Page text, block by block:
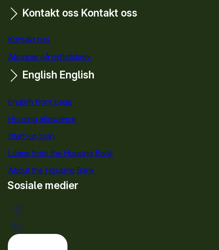
Kontakt oss Kontakt oss
Kontakt oss
Abonner på nyhetsbrev
English English
English front page
Housing allowance
Start-up loan
Loans from the Housing Bank
About the Housing Bank
Sosiale medier